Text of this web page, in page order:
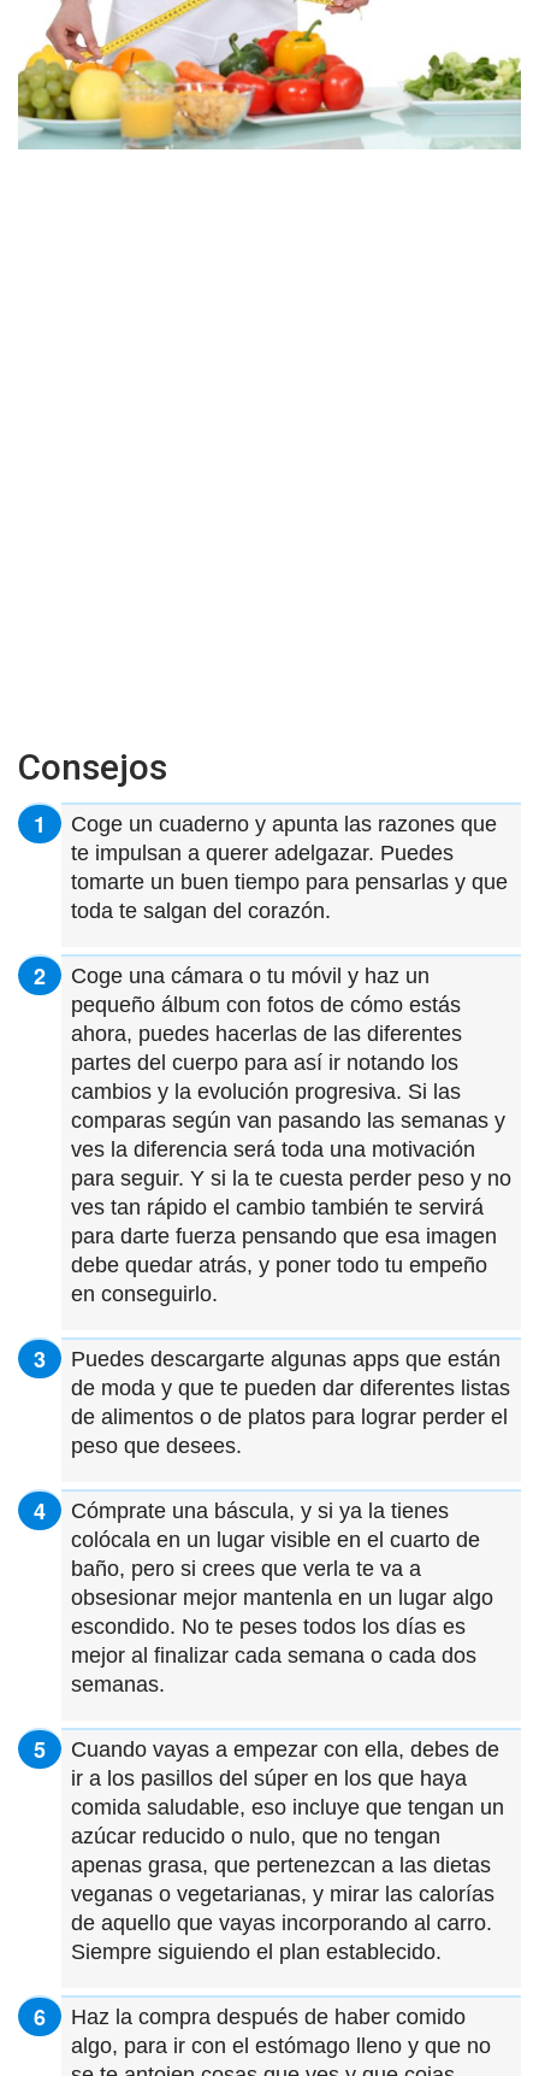
Consejos
Coge un cuaderno y apunta las razones que
te impulsan a querer adelgazar. Puedes
tomarte un buen tiempo para pensarlas y que
toda te salgan del corazón.
Coge una cámara o tu móvil y haz un
pequeño álbum con fotos de cómo estás
ahora, puedes hacerlas de las diferentes
partes del cuerpo para así ir notando los
cambios y la evolución progresiva. Si las
comparas según van pasando las semanas y
ves la diferencia será toda una motivación
para seguir. Y si la te cuesta perder peso y no
ves tan rápido el cambio también te servirá
para darte fuerza pensando que esa imagen
debe quedar atrás, y poner todo tu empeño
en conseguirlo.
Puedes descargarte algunas apps que están
de moda y que te pueden dar diferentes listas
de alimentos o de platos para lograr perder el
peso que desees.
Cómprate una báscula, y si ya la tienes
colócala en un lugar visible en el cuarto de
baño, pero si crees que verla te va a
obsesionar mejor mantenla en un lugar algo
escondido. No te peses todos los días es
mejor al finalizar cada semana o cada dos
semanas.
Cuando vayas a empezar con ella, debes de
ir a los pasillos del súper en los que haya
comida saludable, eso incluye que tengan un
azúcar reducido o nulo, que no tengan
apenas grasa, que pertenezcan a las dietas
veganas o vegetarianas, y mirar las calorías
de aquello que vayas incorporando al carro.
Siempre siguiendo el plan establecido.
Haz la compra después de haber comido
algo, para ir con el estómago lleno y que no